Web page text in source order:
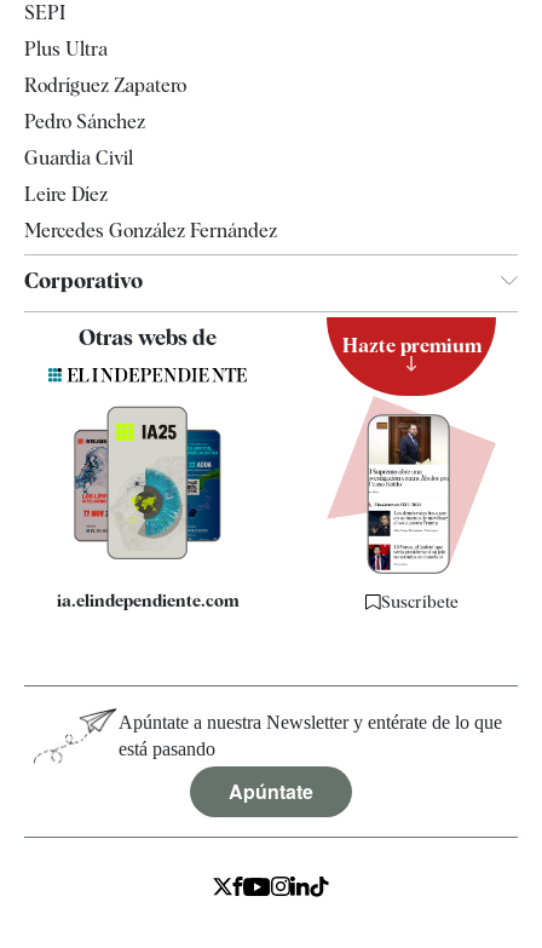
Televisión
SEPI
Plus Ultra
Rodríguez Zapatero
Pedro Sánchez
Guardia Civil
Leire Díez
Mercedes González Fernández
Corporativo
Contacto
Quiénes somos
Especificaciones
Otras webs de
ia.elindependiente.com
Hazte premium
Suscríbete
Apúntate a nuestra Newsletter y entérate de lo que
está pasando
Apúntate